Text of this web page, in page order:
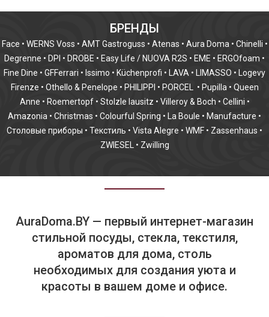
БРЕНДЫ
Face • WERNS Voss • AMT Gastroguss • Atenas • Aura Doma • Chinelli •
Degrenne • DPI • DROBE • Easy Life / NUOVA R2S • EME • ERGOfoam •
Fine Dine • GFFerrari • Issimo • Küchenprofi • LAVA • LIMASSO • Logevy
Firenze • Othello & Penelope • PHILIPPI • PORCEL • Pupilla • Queen
Anne • Roemertopf • Stolzle lausitz • Villeroy & Boch • Cellini •
Amazonia • Christmas • Colourful Spring • La Boule • Manufacture •
Столовые приборы • Текстиль • Vista Alegre • WMF • Zassenhaus •
ZWIESEL
• Zwilling
AuraDoma.BY — первый интернет-магазин
стильной посуды, стекла, текстиля,
ароматов для дома, столь
необходимых для создания уюта и
красоты в вашем доме и офисе.